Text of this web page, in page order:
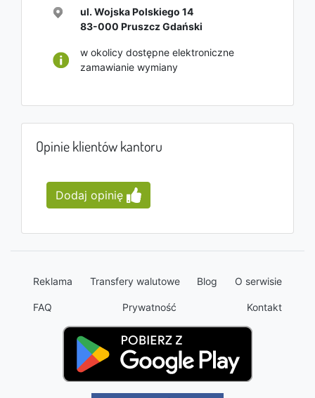
ul. Wojska Polskiego 14
83-000 Pruszcz Gdański
w okolicy dostępne elektroniczne
zamawianie wymiany
Opinie klientów kantoru
Dodaj opinię
Reklama Transfery walutowe Blog O serwisie
FAQ Prywatność Kontakt